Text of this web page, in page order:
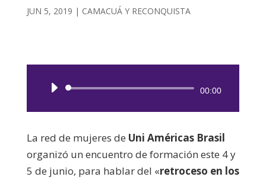
JUN 5, 2019 | CAMACUÁ Y RECONQUISTA
Reproductor
00:00
La red de mujeres de Uni Américas Brasil
organizó un encuentro de formación este 4 y
5 de junio, para hablar del «retroceso en los